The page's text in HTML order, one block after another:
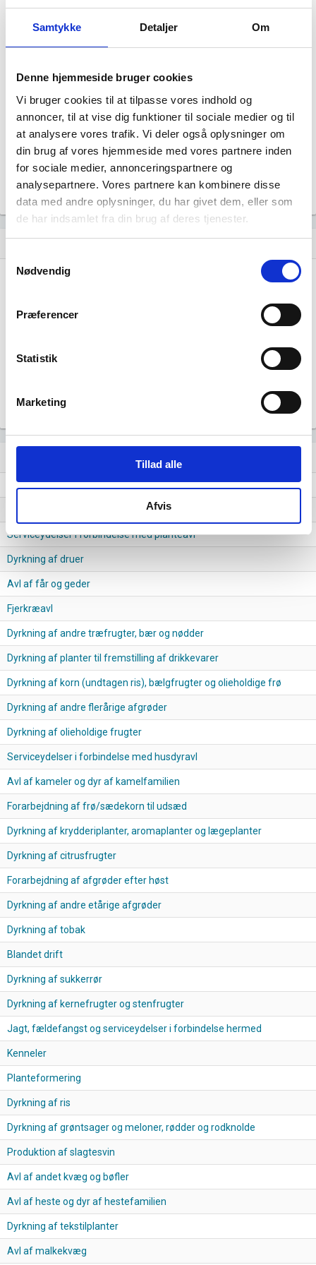
Samtykke Detaljer Om
Denne hjemmeside bruger cookies
Vi bruger cookies til at tilpasse vores indhold og
annoncer, til at vise dig funktioner til sociale medier og til
at analysere vores trafik. Vi deler også oplysninger om
din brug af vores hjemmeside med vores partnere inden
for sociale medier, annonceringspartnere og
analysepartnere. Vores partnere kan kombinere disse
data med andre oplysninger, du har givet dem, eller som
de har indsamlet fra din brug af deres tjenester.
Samtykkevalg
Nødvendig
Præferencer
Statistik
Marketing
Tillad alle
Afvis
people_outline 1.379
Beskæftigede i branchen
group Fuldtidsbeskæftigede i branchen
335
Beskæftigede kvinder i branchen
1.044
Beskæftigede mænd i branchen
Gå tilUdvidet brancheanalyse for historiske data.
Nye og ophørte virksomheder pr. år
2016 2023 2024
0
50
100
150
Avl af smågrise
Dyrkning af tropiske og subtropiske frugter
Serviceydelser i forbindelse med planteavl
Dyrkning af druer
Avl af får og geder
Fjerkræavl
Dyrkning af andre træfrugter, bær og nødder
Dyrkning af planter til fremstilling af drikkevarer
Dyrkning af korn (undtagen ris), bælgfrugter og olieholdige frø
Dyrkning af andre flerårige afgrøder
Dyrkning af olieholdige frugter
Serviceydelser i forbindelse med husdyravl
Avl af kameler og dyr af kamelfamilien
Forarbejdning af frø/sædekorn til udsæd
Dyrkning af krydderiplanter, aromaplanter og lægeplanter
Dyrkning af citrusfrugter
Forarbejdning af afgrøder efter høst
Dyrkning af andre etårige afgrøder
Dyrkning af tobak
Blandet drift
Dyrkning af sukkerrør
Dyrkning af kernefrugter og stenfrugter
Jagt, fældefangst og serviceydelser i forbindelse hermed
Kenneler
Planteformering
Dyrkning af ris
Dyrkning af grøntsager og meloner, rødder og rodknolde
Produktion af slagtesvin
Avl af andet kvæg og bøfler
Avl af heste og dyr af hestefamilien
Dyrkning af tekstilplanter
Avl af malkekvæg